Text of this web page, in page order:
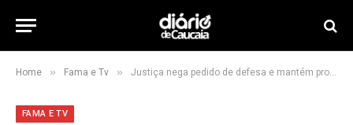
Home » Fama e Tv » Justiça nega pedido de defesa e mantém protetiva de ex contra Davi Brito
FAMA E TV